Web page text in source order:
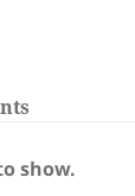
show.